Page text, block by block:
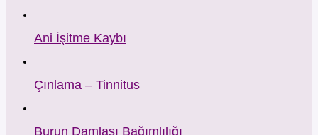
Ani İşitme Kaybı
Çınlama – Tinnitus
Burun Damlası Bağımlılığı